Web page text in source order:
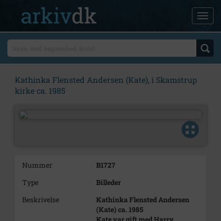
Kathinka Flensted Andersen (Kate), i Skamstrup
kirke ca. 1985
Nummer
B1727
Type
Billeder
Beskrivelse
Kathinka Flensted Andersen
(Kate) ca. 1985